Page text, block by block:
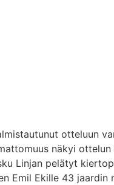
otteluun
näkyi ottelun
Linjan pelätyt
Emil Ekille 43 jaardin